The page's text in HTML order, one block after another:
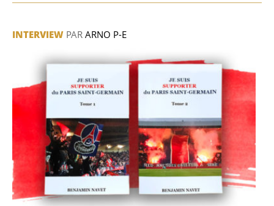
INTERVIEW PAR ARNO P-E